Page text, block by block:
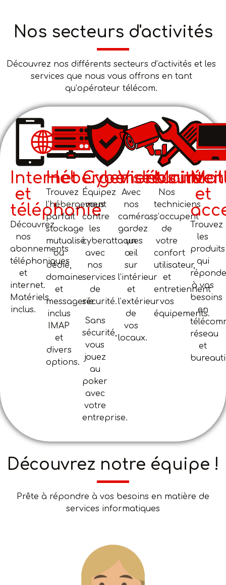
Nos secteurs d'activités
Découvrez nos différents secteurs d’activités et les
services que nous vous offrons en tant
qu’opérateur télécom.
Internet
et
téléphonie
Découvrez
nos
abonnements
téléphoniques
et
internet.
Matériels
inclus.
Hébergement
Trouvez
l’hébergement
parfait
stockage
mutualisé
ou
dédié,
domaine
et
messagerie
inclus
IMAP
et
divers
options.
Cybersécurité
Équipez
vous
contre
les
cyberattaques
avec
nos
services
de
sécurité.
Sans
sécurité,
vous
jouez
au
poker
avec
votre
entreprise.
Avec
nos
caméras,
gardez
un
œil
sur
l’intérieur
et
l’extérieur
de
vos
locaux.
Nos
techniciens
s’occupent
de
votre
confort
utilisateur,
et
entretiennent
vos
équipements.
et
Trouvez
les
produits
qui
à vos
besoins
en
réseau
et
Découvrez notre équipe !
Prête à répondre à vos besoins en matière de
services informatiques